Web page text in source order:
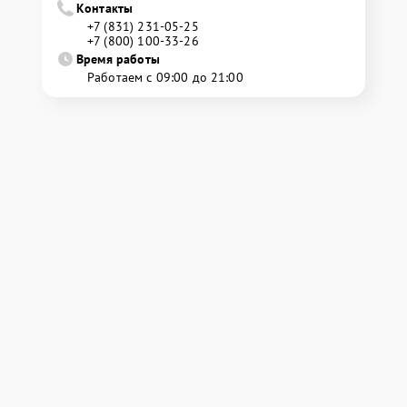
Контакты
+7 (831) 231-05-25
+7 (800) 100-33-26
Время работы
Работаем с 09:00 до 21:00